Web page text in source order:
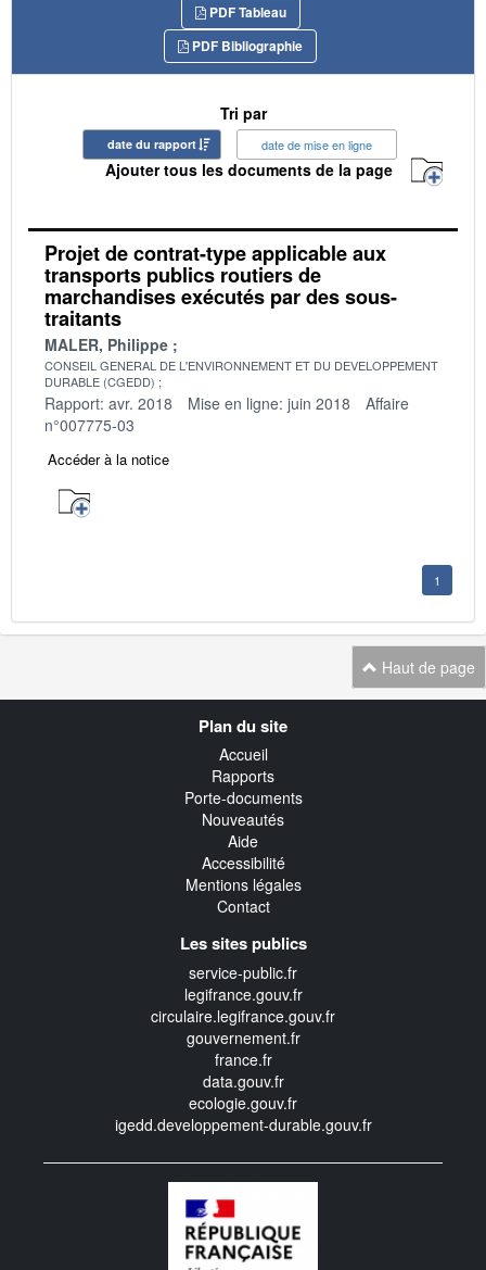
PDF Tableau
PDF Bibliographie
Tri par
date du rapport date de mise en ligne
Ajouter tous les documents de la page
Projet de contrat-type applicable aux
transports publics routiers de
marchandises exécutés par des sous-
traitants
MALER, Philippe
CONSEIL GENERAL DE L'ENVIRONNEMENT ET DU DEVELOPPEMENT
DURABLE (CGEDD)
Rapport: avr. 2018 Mise en ligne: juin 2018
Affaire
n°007775-03
Accéder à la notice
1
Haut de page
Plan du site
Accueil
Rapports
Porte-documents
Nouveautés
Aide
Accessibilité
Mentions légales
Contact
Les sites publics
service-public.fr
legifrance.gouv.fr
circulaire.legifrance.gouv.fr
gouvernement.fr
france.fr
data.gouv.fr
ecologie.gouv.fr
igedd.developpement-durable.gouv.fr